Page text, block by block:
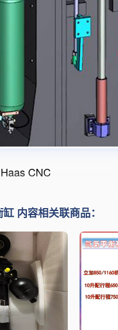
CNC
内容相关联商品：